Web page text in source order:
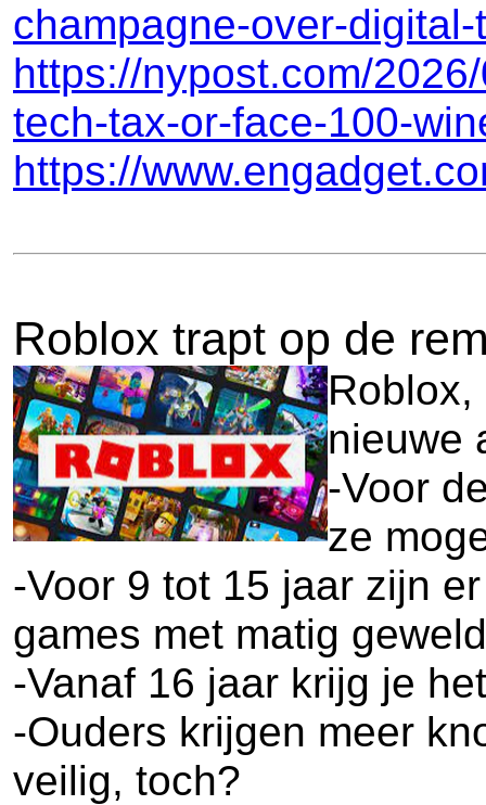
champagne-over-digital-
https://nypost.com/
tech-tax-or-face-100-
https://
Roblox trapt op de
nieuwe
-Voor
ze
-Voor 9 tot 15 jaar zijn
games met matig
-Vanaf 16 jaar krijg je
-Ouders krijgen meer
veilig, toch?